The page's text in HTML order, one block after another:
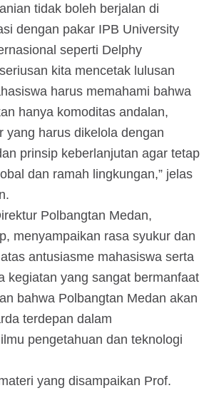
tidak boleh berjalan di
dengan pakar IPB University
seperti Delphy
kita mencetak lulusan
harus memahami bahwa
hanya komoditas andalan,
yang harus dikelola dengan
prinsip keberlanjutan agar tetap
dan ramah lingkungan,” jelas
Polbangtan Medan,
menyampaikan rasa syukur dan
antusiasme mahasiswa serta
kegiatan yang sangat bermanfaat
bahwa Polbangtan Medan akan
terdepan dalam
pengetahuan dan teknologi
yang disampaikan Prof.